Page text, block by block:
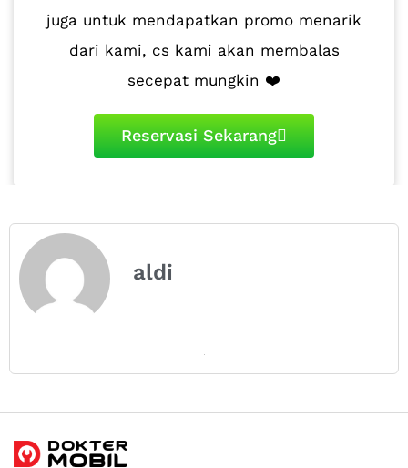
juga untuk mendapatkan promo menarik
dari kami, cs kami akan membalas
secepat mungkin ❤️
Reservasi Sekarang
aldi